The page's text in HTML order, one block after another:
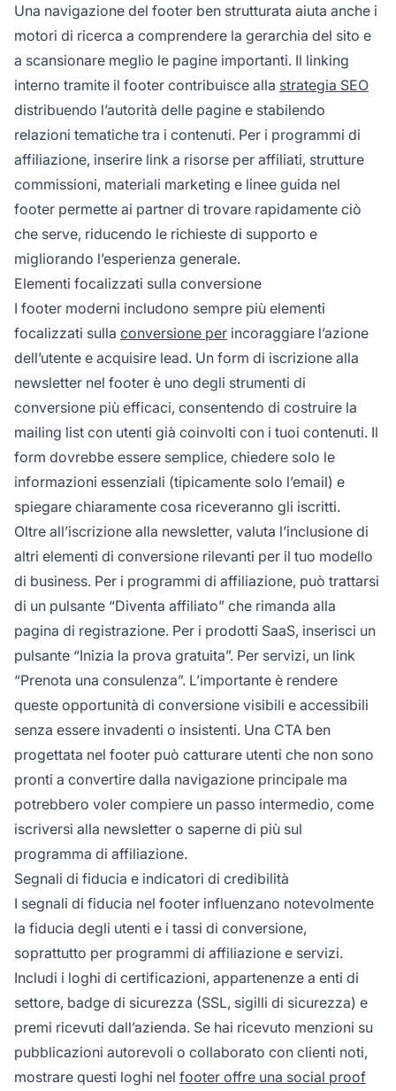
Una navigazione del footer ben strutturata aiuta anche i
motori di ricerca a comprendere la gerarchia del sito e
a scansionare meglio le pagine importanti. Il linking
interno tramite il footer contribuisce alla strategia SEO
distribuendo l’autorità delle pagine e stabilendo
relazioni tematiche tra i contenuti. Per i programmi di
affiliazione, inserire link a risorse per affiliati, strutture
commissioni, materiali marketing e linee guida nel
footer permette ai partner di trovare rapidamente ciò
che serve, riducendo le richieste di supporto e
migliorando l’esperienza generale.
Elementi focalizzati sulla conversione
I footer moderni includono sempre più elementi
focalizzati sulla conversione per incoraggiare l’azione
dell’utente e acquisire lead. Un form di iscrizione alla
newsletter nel footer è uno degli strumenti di
conversione più efficaci, consentendo di costruire la
mailing list con utenti già coinvolti con i tuoi contenuti. Il
form dovrebbe essere semplice, chiedere solo le
informazioni essenziali (tipicamente solo l’email) e
spiegare chiaramente cosa riceveranno gli iscritti.
Oltre all’iscrizione alla newsletter, valuta l’inclusione di
altri elementi di conversione rilevanti per il tuo modello
di business. Per i programmi di affiliazione, può trattarsi
di un pulsante “Diventa affiliato” che rimanda alla
pagina di registrazione. Per i prodotti SaaS, inserisci un
pulsante “Inizia la prova gratuita”. Per servizi, un link
“Prenota una consulenza”. L’importante è rendere
queste opportunità di conversione visibili e accessibili
senza essere invadenti o insistenti. Una CTA ben
progettata nel footer può catturare utenti che non sono
pronti a convertire dalla navigazione principale ma
potrebbero voler compiere un passo intermedio, come
iscriversi alla newsletter o saperne di più sul
programma di affiliazione.
Segnali di fiducia e indicatori di credibilità
I segnali di fiducia nel footer influenzano notevolmente
la fiducia degli utenti e i tassi di conversione,
soprattutto per programmi di affiliazione e servizi.
Includi i loghi di certificazioni, appartenenze a enti di
settore, badge di sicurezza (SSL, sigilli di sicurezza) e
premi ricevuti dall’azienda. Se hai ricevuto menzioni su
pubblicazioni autorevoli o collaborato con clienti noti,
mostrare questi loghi nel footer offre una social proof